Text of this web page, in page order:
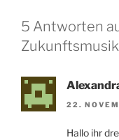
5 Antworten
22.
Hallo ihr